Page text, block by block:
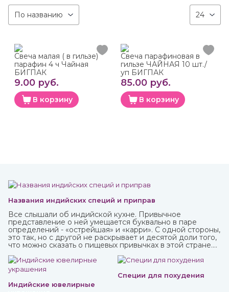
По названию 24
Свеча малая ( в гильзе)
парафин 4 ч Чайная
БИГПАК
9.00 руб.
В корзину
Свеча парафиновая в
гильзе ЧАЙНАЯ 10 шт./
уп БИГПАК
85.00 руб.
В корзину
Названия индийских специй и приправ
Все слышали об индийской кухне. Привычное
представление о ней умещается буквально в паре
определений - «острейшая» и «карри». С одной стороны,
это так, но с другой не раскрывает и десятой доли того,
что можно сказать о пищевых привычках в этой стране.
Присутствующие в ней специи и их сочетания
подобраны специально таким образом, чтобы не только
придавать удивительные вкусовые свойства блюдам, но
и оказывать благотворное влияние на организм.
Индийские ювелирные
Специи для похудения